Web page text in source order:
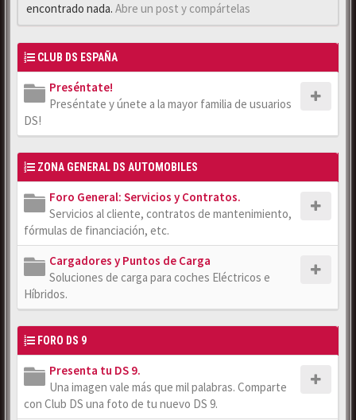
encontrado nada. Abre un post y compártelas
CLUB DS ESPAÑA
Preséntate!
Preséntate y únete a la mayor familia de usuarios
DS!
ZONA GENERAL DS AUTOMOBILES
Foro General: Servicios y Contratos.
Servicios al cliente, contratos de mantenimiento,
fórmulas de financiación, etc.
Cargadores y Puntos de Carga
Soluciones de carga para coches Eléctricos e
Híbridos.
FORO DS 9
Presenta tu DS 9.
Una imagen vale más que mil palabras. Comparte
con Club DS una foto de tu nuevo DS 9.